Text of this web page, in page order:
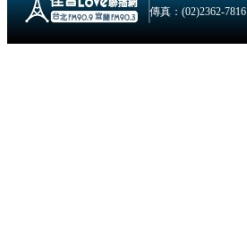
傳真：(02)2362-7816